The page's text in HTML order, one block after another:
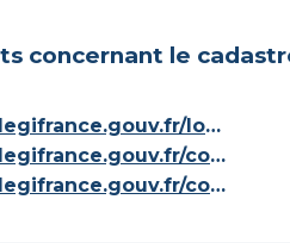
concernant le
https://www.legifrance.gouv.fr/loda/id/JORFTEXT000000686267/
https://www.legifrance.gouv.fr/codes/article_lc/LEGIARTI000036588629/
https://www.legifrance.gouv.fr/codes/id/LEGISCTA000006180153/